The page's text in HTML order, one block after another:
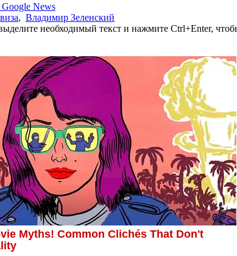
News
виза, Владимир Зеленский
необходимый текст и нажмите Ctrl+Enter,